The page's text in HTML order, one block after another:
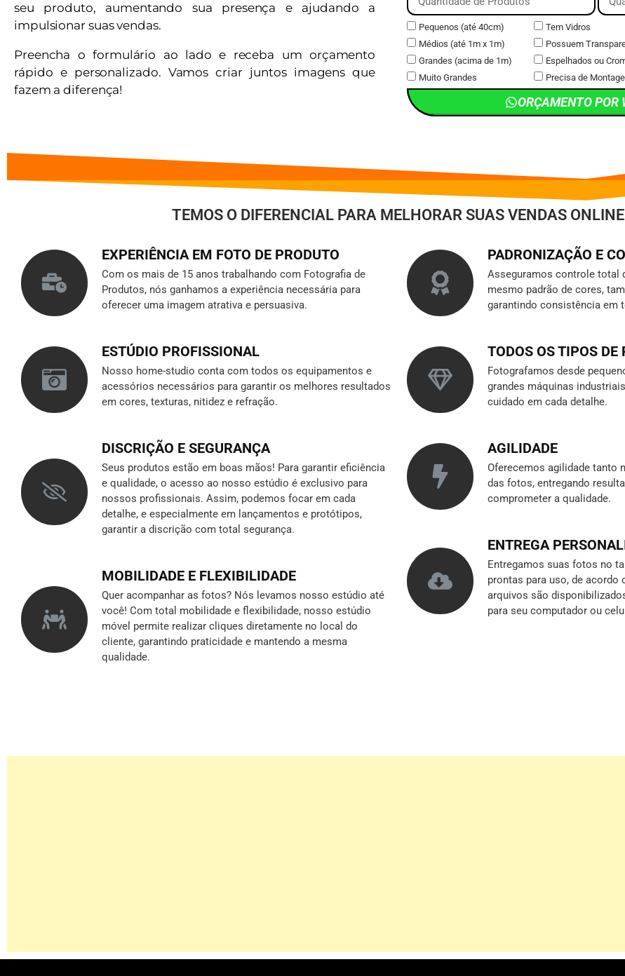
seu produto, aumentando sua presença e ajudando a
impulsionar suas vendas.
Preencha o formulário ao lado e receba um orçamento
rápido e personalizado. Vamos criar juntos imagens que
fazem a diferença!
Pequenos (até 40cm)
Médios (até 1m x 1m)
Grandes (acima de 1m)
Muito Grandes
Tem Vidros
Possuem
Espelhados ou
Precisa de
ORÇAMENTO POR
TEMOS O DIFERENCIAL PARA MELHORAR SUAS VENDAS
EXPERIÊNCIA EM FOTO DE PRODUTO
Com os mais de 15 anos trabalhando com Fotografia de
Produtos, nós ganhamos a experiência necessária para
oferecer uma imagem atrativa e persuasiva.
ESTÚDIO PROFISSIONAL
Nosso home-studio conta com todos os equipamentos e
acessórios necessários para garantir os melhores resultados
em cores, texturas, nitidez e refração.
DISCRIÇÃO E SEGURANÇA
Seus produtos estão em boas mãos! Para garantir eficiência
e qualidade, o acesso ao nosso estúdio é exclusivo para
nossos profissionais. Assim, podemos focar em cada
detalhe, e especialmente em lançamentos e protótipos,
garantir a discrição com total segurança.
MOBILIDADE E FLEXIBILIDADE
Quer acompanhar as fotos? Nós levamos nosso estúdio até
você! Com total mobilidade e flexibilidade, nosso estúdio
móvel permite realizar cliques diretamente no local do
cliente, garantindo praticidade e mantendo a mesma
qualidade.
PADRONIZAÇÃO E
Asseguramos controle total
mesmo padrão de cores,
garantindo consistência em
TODOS OS TIPOS DE
Fotografamos desde
grandes máquinas
cuidado em cada detalhe.
AGILIDADE
Oferecemos agilidade tanto
das fotos, entregando
comprometer a qualidade.
ENTREGA
Entregamos suas fotos no
prontas para uso, de acordo
arquivos são
para seu computador ou